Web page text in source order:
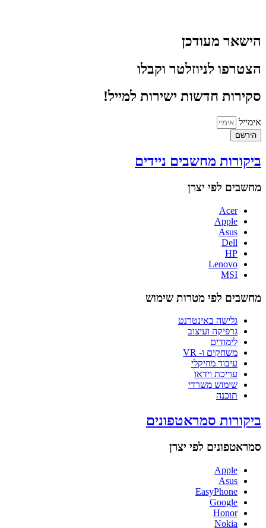
הישאר מעודכן
הצטרפו לניוזלטר וקבלו
סקירות חדשות ישירות למייל!
אימייל
הירשם
ביקורות מחשבים ניידים
מחשבים לפי יצרן
Acer
Apple
Asus
Dell
HP
Lenovo
MSI
מחשבים לפי מטרות שימוש
גלישה באינטרנט
גרפיקה ועיצוב
לימודים
משחקים ו- VR
עיבוד מוזיקלי
עריכת וידאו
שימוש משרדי
תוכנה
ביקורות סמראטפונים
סמראטפונים לפי יצרן
Apple
Asus
EasyPhone
Google
Honor
Nokia